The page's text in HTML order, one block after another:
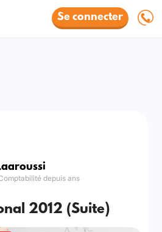
Se connecter
depuis ans
2012 (Suite)